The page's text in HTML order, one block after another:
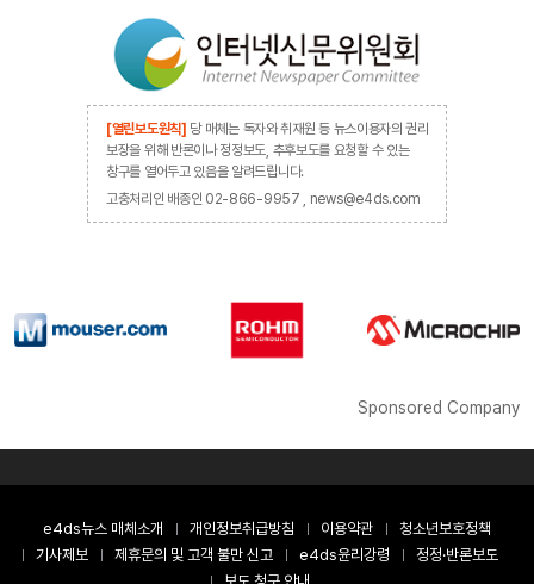
[열린보도원칙] 당 매체는 독자와 취재원 등 뉴스이용자의 권리
보장을 위해 반론이나 정정보도, 추후보도를 요청할 수 있는
창구를 열어두고 있음을 알려드립니다.
고충처리인 배종인 02-866-9957 , news@e4ds.com
Sponsored Company
e4ds뉴스 매체소개 개인정보취급방침 이용약관
청소년보호정책
기사제보
제휴문의 및 고객 불만 신고 e4ds윤리강령
정정·반론보도